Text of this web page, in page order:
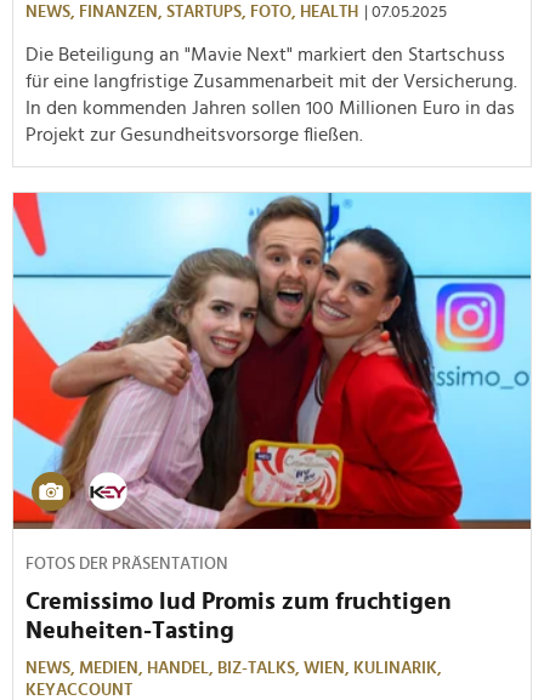
NEWS, FINANZEN, STARTUPS, FOTO, HEALTH | 07.05.2025
Die Beteiligung an "Mavie Next" markiert den Startschuss
für eine langfristige Zusammenarbeit mit der Versicherung.
In den kommenden Jahren sollen 100 Millionen Euro in das
Projekt zur Gesundheitsvorsorge fließen.
FOTOS DER PRÄSENTATION
Cremissimo lud Promis zum fruchtigen
Neuheiten-Tasting
NEWS, MEDIEN, HANDEL, BIZ-TALKS, WIEN,
KULINARIK,
KEYACCOUNT